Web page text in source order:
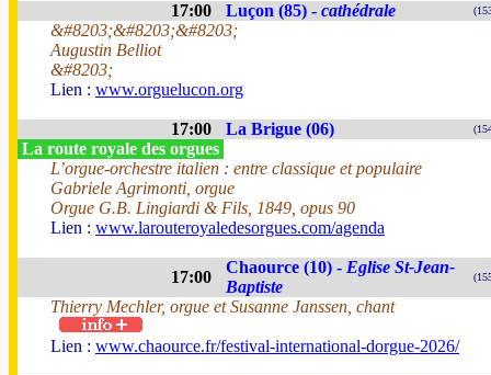
17:00 Luçon (85) - cathédrale
&#8203;&#8203;&#8203;
Augustin Belliot
&#8203;
Lien : www.orguelucon.org
17:00 La Brigue (06)
La route royale des orgues
L’orgue-orchestre italien : entre classique et populaire
Gabriele Agrimonti, orgue
Orgue G.B. Lingiardi & Fils, 1849, opus 90
Lien : www.larouteroyaledesorgues.com/agenda
17:00
Chaource (10) - Eglise St-Jean-
Baptiste
Thierry Mechler, orgue et Susanne Janssen, chant
Lien : www.chaource.fr/festival-international-dorgue-2026/